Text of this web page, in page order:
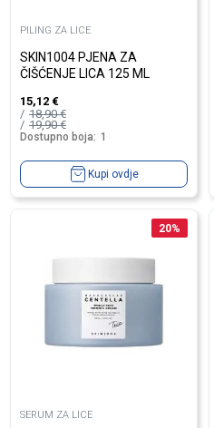
PILING ZA LICE
SKIN1004 PJENA ZA
ČIŠĆENJE LICA 125 ML
15,12 €
18,90€
19,90€
Dostupno boja: 1
Kupi ovdje
20%
SERUM ZA LICE